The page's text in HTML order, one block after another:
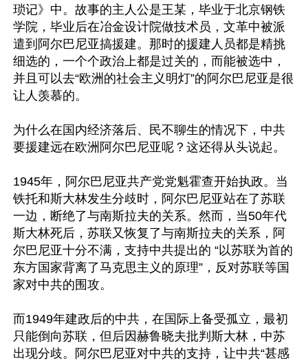
琐记》中。故事的主人公是王某，毕业于北京钢铁
学院，毕业后在冶金设计院做技术员，文革中被派
遣到阿尔巴尼亚搞援建。那时的援建人员都是精挑
细选的，一个个政治上都是过关的，而能被选中，
并且可以去“欧洲的社会主义明灯”的阿尔巴尼亚是很
让人羡慕的。
为什么在国内经济落后、民不聊生的情况下，中共
要援建远在欧洲阿尔巴尼亚呢？这还得从头说起。
1945年，阿尔巴尼亚共产党党魁霍查开始执政。当
铁托和斯大林发生分歧时，阿尔巴尼亚站在了苏联
一边，断绝了与南斯拉夫的关系。然而，当50年代
斯大林死后，苏联又恢复了与南斯拉夫的关系，阿
尔巴尼亚十分不满，支持中共提出的 “以苏联为首的
东方国家背离了马克思主义的原理”，反对苏联等国
家对中共的围攻。
而1949年建政后的中共，在国际上备受孤立，最初
只能倒向苏联，但后因赫鲁晓夫批判斯大林，中苏
出现分歧。阿尔巴尼亚对中共的支持，让中共“甚感